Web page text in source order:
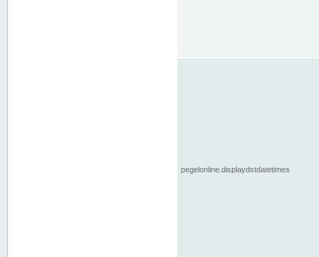
pegelonline.displaydstdatetimes